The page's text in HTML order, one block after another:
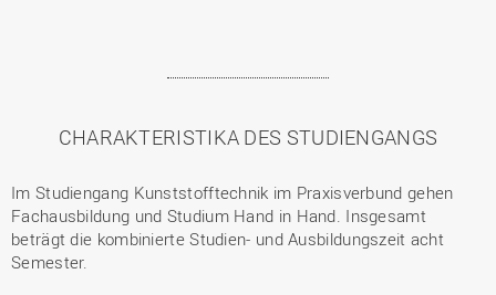
CHARAKTERISTIKA DES STUDIENGANGS
Im Studiengang Kunststofftechnik im Praxisverbund gehen
Fachausbildung und Studium Hand in Hand. Insgesamt
beträgt die kombinierte Studien- und Ausbildungszeit acht
Semester.